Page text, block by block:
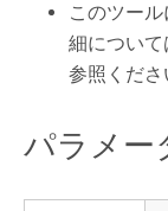
このツー
細につい
参照くださ
パラメー